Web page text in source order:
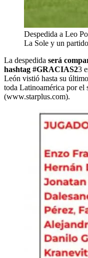
Despedida a Leo
La Sole y un
La despedida será
hashtag #GRACIAS23
León vistió hasta su
toda Latinoamérica por el
(www.starplus.com).